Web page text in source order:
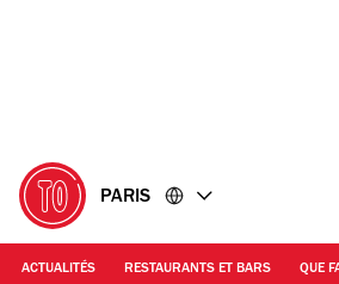
PARIS
ACTUALITÉS RESTAURANTS ET BARS QUE